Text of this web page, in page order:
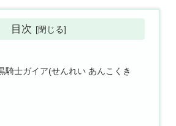
目次
騎士ガイア(せんれい あんこくき